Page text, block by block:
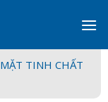
TINH CHẤT